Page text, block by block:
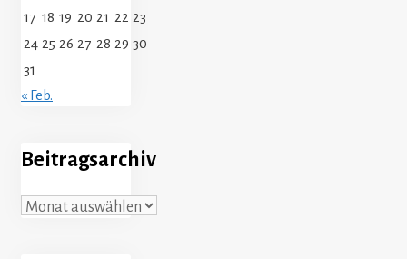
17 18 19 20 21 22 23
24 25 26 27 28 29 30
31
« Feb.
Beitragsarchiv
Beitragsarchiv